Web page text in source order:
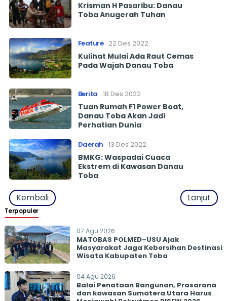
Krisman H Pasaribu: Danau
Toba Anugerah Tuhan
Feature 22 Des 2022
Kulihat Mulai Ada Raut Cemas
Pada Wajah Danau Toba
Berita 18 Des 2022
Tuan Rumah F1 Power Boat,
Danau Toba Akan Jadi
Perhatian Dunia
Daerah 13 Des 2022
BMKG: Waspadai Cuaca
Ekstrem di Kawasan Danau
Toba
Kembali Lanjut
Terpopuler
07 Agu 2026
MATOBAS POLMED–USU Ajak
Masyarakat Jaga Kebersihan Destinasi
Wisata Kabupaten Toba
04 Agu 2026
Balai Penataan Bangunan, Prasarana
dan kawasan Sumatera Utara Harus